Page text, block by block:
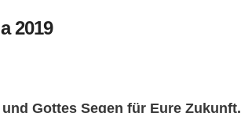
2019
Gottes Segen für Eure Zukunft.